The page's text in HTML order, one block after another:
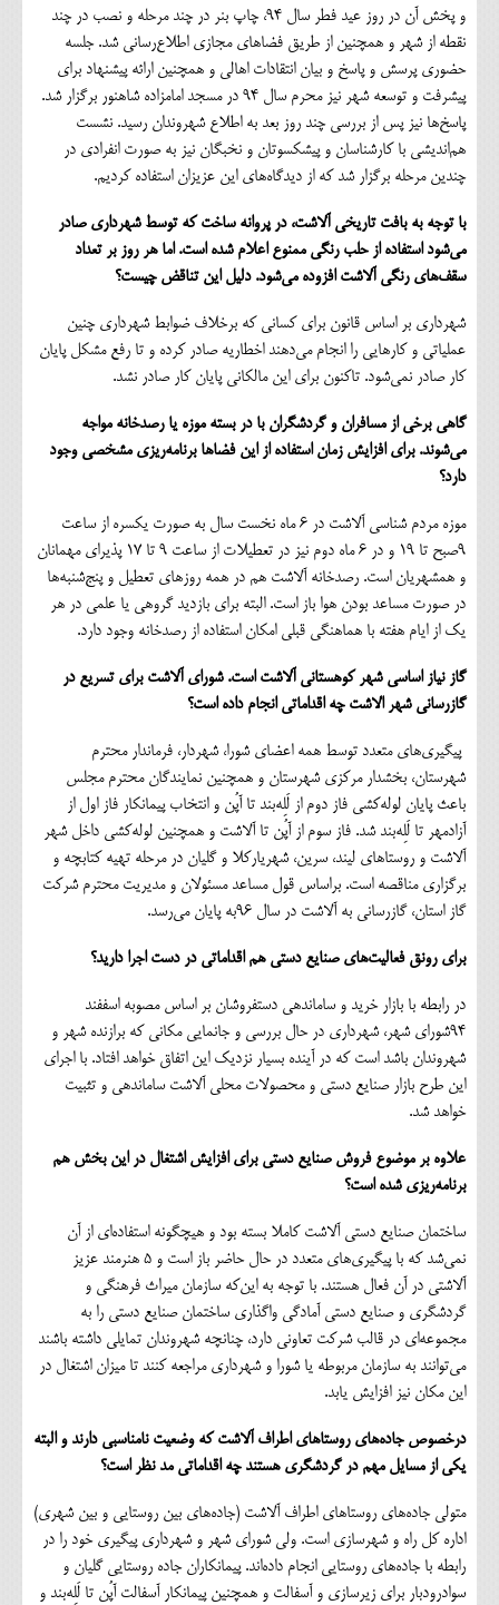
و پخش آن در روز عید فطر سال 94، چاپ بنر در چند مرحله و نصب در چند
نقطه از شهر و همچنین از طریق فضاهای مجازی اطلاع‌رسانی شد. جلسه
حضوری پرسش و پاسخ و بیان انتقادات اهالی و همچنین ارائه پیشنهاد برای
پیشرفت و توسعه شهر نیز محرم سال 94 در مسجد امامزاده شاهنور برگزار شد.
پاسخ‌ها نیز پس از بررسی چند روز بعد به اطلاع شهروندان رسید. نشست
هم‌اندیشی با کارشناسان و پیشکسوتان و نخبگان نیز به صورت انفرادی در
چندین مرحله برگزار شد که از دیدگاه‌های این عزیزان استفاده کردیم.
با توجه به بافت تاریخی آلاشت، در پروانه ساخت که توسط شهرداری صادر
می‌شود استفاده از حلب رنگی ممنوع اعلام شده است. اما هر روز بر تعداد
سقف‌های رنگی آلاشت افزوده می‌شود. دلیل این تناقض چیست؟
شهرداری بر اساس قانون برای کسانی که برخلاف ضوابط شهرداری چنین
عملیاتی و کارهایی را انجام می‌دهند اخطاریه صادر کرده و تا رفع مشکل پایان
کار صادر نمی‌شود. تاکنون برای این مالکانی پایان کار صادر نشد.
گاهی برخی از مسافران و گردشگران با در بسته موزه یا رصدخانه مواجه
می‌شوند. برای افزایش زمان استفاده از این فضاها برنامه‌ریزی مشخصی وجود
دارد؟
موزه مردم شناسی آلاشت در 6 ماه نخست سال به صورت یکسره از ساعت
9صبح تا 19 و در 6 ماه دوم نیز در تعطیلات از ساعت 9 تا 17 پذیرای مهمانان
و همشهریان است. رصدخانه آلاشت هم در همه روزهای تعطیل و پنج‌شنبه‌ها
در صورت مساعد بودن هوا باز است. البته برای بازدید گروهی یا علمی در هر
یک از ایام هفته با هماهنگی قبلی امکان استفاده از رصدخانه وجود دارد.
گاز نیاز اساسی شهر کوهستانی آلاشت است. شورای آلاشت برای تسريع در
گازرساني شهر الاشت چه اقداماتي انجام داده است؟
پیگیری‌های متعدد توسط همه اعضای شورا، شهردار، فرماندار محترم
شهرستان، بخشدار مرکزی شهرستان و همچنین نمایندگان محترم مجلس
باعث پایان لوله‌کشی فاز دوم از لَلِه‌بند تا آپُن و انتخاب پیمانکار فاز اول از
آزادمهر تا لَلِه‌بند شد. فاز سوم از آپُن تا آلاشت و همچنین لوله‌کشی داخل شهر
آلاشت و روستاهای لیند، سرین، شهریارکلا و گلیان در مرحله تهیه کتابچه و
برگزاری مناقصه است. براساس قول مساعد مسئولان و مدیریت محترم شرکت
گاز استان، گازرسانی به آلاشت در سال 96به پایان می‌رسد.
برای رونق فعالیت‌های صنایع دستی هم اقداماتی در دست اجرا دارید؟
در رابطه با بازار خرید و ساماندهی دستفروشان بر اساس مصوبه اسففند
94شورای شهر، شهرداری در حال بررسی و جانمایی مکانی که برازنده شهر و
شهروندان باشد است که در آینده بسیار نزدیک این اتفاق خواهد افتاد. با اجرای
این طرح بازار صنایع دستی و محصولات محلی آلاشت ساماندهی و تثبیت
خواهد شد.
علاوه بر موضوع فروش صنایع دستی برای افزایش اشتغال در این بخش هم
برنامه‌ریزی شده است؟
ساختمان صنایع دستی آلاشت کاملا بسته بود و هیچگونه استفاده‌ای از آن
نمی‌شد که با پیگیری‌های متعدد در حال حاضر باز است و 5 هنرمند عزیز
آلاشتی در آن فعال هستند. با توجه به این‌که سازمان میراث فرهنگی و
گردشگری و صنایع دستی آمادگی واگذاری ساختمان صنایع دستی را به
مجموعه‌ای در قالب شرکت تعاونی دارد، چنانچه شهروندان تمایلی داشته باشند
می‌توانند به سازمان مربوطه یا شورا و شهرداری مراجعه کنند تا میزان اشتغال در
این مکان نیز افزایش یابد.
درخصوص جاده‌های روستاهای اطراف آلاشت که وضعیت نامناسبی دارند و البته
یکی از مسایل مهم در گردشگری هستند چه اقداماتی مد نظر است؟
متولی جاده‌های روستاهای اطراف آلاشت (جاده‌های بین روستایی و بین شهری)
اداره کل راه و شهرسازی است. ولی شورای شهر و شهرداری پیگیری خود را در
رابطه با جاده‌های روستایی انجام داده‌اند. پیمانکاران جاده روستایی گلیان و
سوادرودبار برای زیرسازی و آسفالت و همچنین پیمانکار آسفالت آپُن تا لَلِه‌بند و